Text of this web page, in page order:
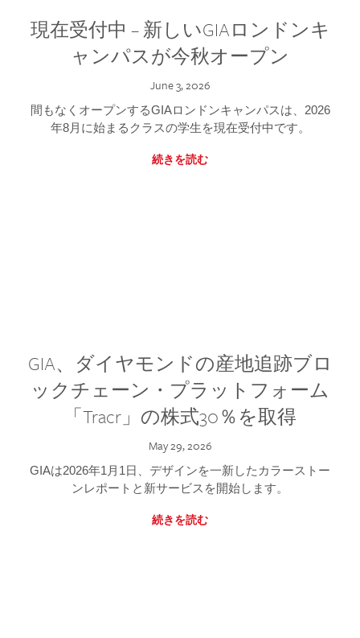
現在受付中 – 新しいGIAロンドンキ
ャンパスが今秋オープン
June 3, 2026
間もなくオープンするGIAロンドンキャンパスは、2026
年8月に始まるクラスの学生を現在受付中です。
続きを読む
GIA、ダイヤモンドの産地追跡ブロ
ックチェーン・プラットフォーム
「Tracr」の株式30％を取得
May 29, 2026
GIAは2026年1月1日、デザインを一新したカラーストー
ンレポートと新サービスを開始します。
続きを読む